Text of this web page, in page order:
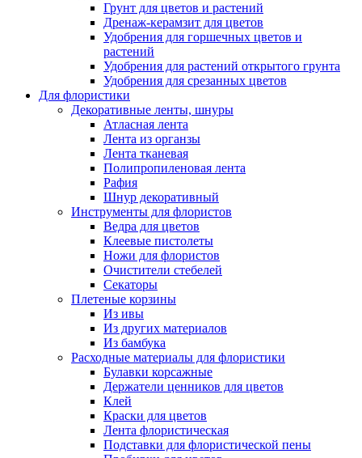
Грунт для цветов и растений
Дренаж-керамзит для цветов
Удобрения для горшечных цветов и
растений
Удобрения для растений открытого грунта
Удобрения для срезанных цветов
Для флористики
Декоративные ленты, шнуры
Атласная лента
Лента из органзы
Лента тканевая
Полипропиленовая лента
Рафия
Шнур декоративный
Инструменты для флористов
Ведра для цветов
Клеевые пистолеты
Ножи для флористов
Очистители стебелей
Секаторы
Плетеные корзины
Из ивы
Из других материалов
Из бамбука
Расходные материалы для флористики
Булавки корсажные
Держатели ценников для цветов
Клей
Краски для цветов
Лента флористическая
Подставки для флористической пены